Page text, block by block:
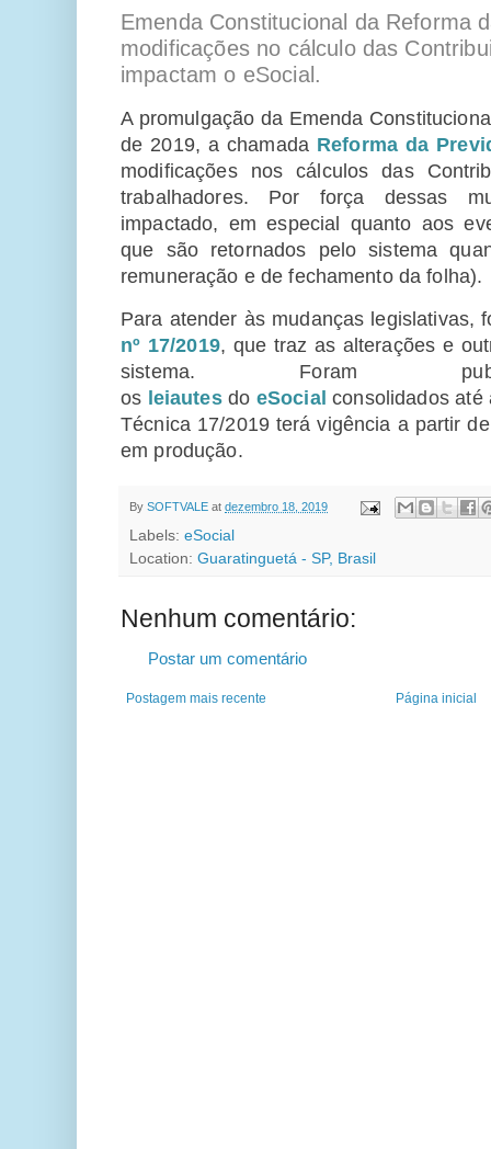
Emenda Constitucional da Reforma
modificações no cálculo das
impactam o eSocial.
A promulgação da Emenda
de 2019, a chamada Reforma da
modificações nos cálculos das
trabalhadores. Por força dessas
impactado, em especial quanto aos
que são retornados pelo sistema
remuneração e de fechamento da folha).
Para atender às mudanças legislativas,
nº 17/2019, que traz as alterações e
sistema. Foram
os leiautesdo eSocial consolidados até
Técnica 17/2019 terá vigência a partir
em produção.
By SOFTVALE at dezembro 18, 2019
Labels: eSocial
Location: Guaratinguetá - SP, Brasil
Nenhum comentário:
Postar um comentário
Postagem mais recente Página inicial